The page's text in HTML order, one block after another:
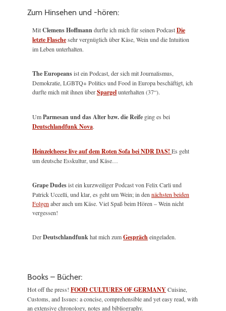
Zum Hinsehen und -hören:
MitClemens Hoffmanndurfte ich mich für seinen PodcastDie
letzte Flaschesehr vergnüglich über Käse, Wein und die Intuition
im Leben unterhalten.
The Europeansist ein Podcast, der sich mit Journalismus,
Demokratie, LGBTQ+ Politics und Food in Europa beschäftigt, ich
durfte mich mit ihnen überSpargelunterhalten (37“).
UmParmesan und das Alter bzw. die Reife ging es bei
Deutschlandfunk Nova.
Heinzelcheese live auf dem Roten Sofa bei NDR DAS! Es geht
um deutsche Esskultur, und Käse…
Grape Dudesist ein kurzweiliger Podcast von Felix Carli und
Patrick Uccelli, und klar, es geht um Wein; in dennächsten beiden
Folgenaber auch um Käse. Viel Spaß beim Hören – Wein nicht
vergessen!
DerDeutschlandfunkhat mich zumGesprächeingeladen.
Books – Bücher:
Hot off the press! FOOD CULTURES OF GERMANYCuisine,
Customs, and Issues: a concise, comprehensible and yet easy read, with
an extensive chronology, notes and bibliography.